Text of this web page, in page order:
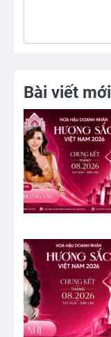
Bài viết mới